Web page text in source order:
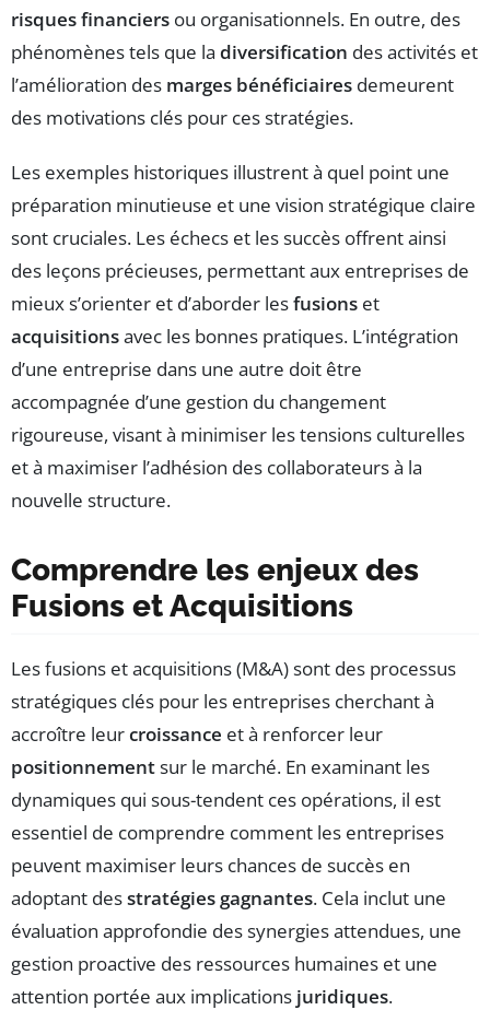
risques financiers ou organisationnels. En outre, des
phénomènes tels que la diversification des activités et
l’amélioration des marges bénéficiaires demeurent
des motivations clés pour ces stratégies.
Les exemples historiques illustrent à quel point une
préparation minutieuse et une vision stratégique claire
sont cruciales. Les échecs et les succès offrent ainsi
des leçons précieuses, permettant aux entreprises de
mieux s’orienter et d’aborder lesfusions et
acquisitionsavec les bonnes pratiques. L’intégration
d’une entreprise dans une autre doit être
accompagnée d’une gestion du changement
rigoureuse, visant à minimiser les tensions culturelles
et à maximiser l’adhésion des collaborateurs à la
nouvelle structure.
Comprendre les enjeux des
Fusions et Acquisitions
Les fusions et acquisitions (M&A) sont des processus
stratégiques clés pour les entreprises cherchant à
accroître leurcroissance et à renforcer leur
positionnementsur le marché. En examinant les
dynamiques qui sous-tendent ces opérations, il est
essentiel de comprendre comment les entreprises
peuvent maximiser leurs chances de succès en
adoptant desstratégies gagnantes. Cela inclut une
évaluation approfondie des synergies attendues, une
gestion proactive des ressources humaines et une
attention portée aux implications juridiques.